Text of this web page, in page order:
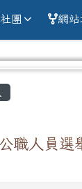
資
團 網站
職人員選